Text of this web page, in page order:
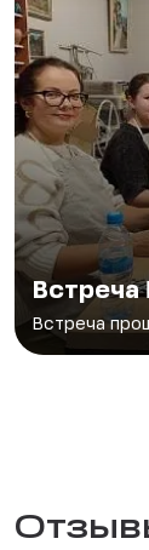
Встреча